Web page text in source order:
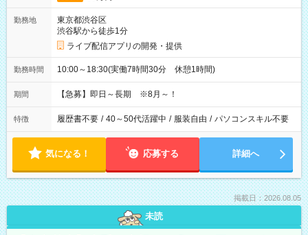
勤務地
東京都渋谷区
渋谷駅から徒歩1分
ライブ配信アプリの開発・提供
勤務時間 10:00～18:30(実働7時間30分 休憩1時間)
期間 【急募】即日～長期 ※8月～！
特徴 履歴書不要 / 40～50代活躍中 / 服装自由 / パソコンスキル不要
気になる！ 応募する 詳細へ
掲載日：2026.08.05
未読